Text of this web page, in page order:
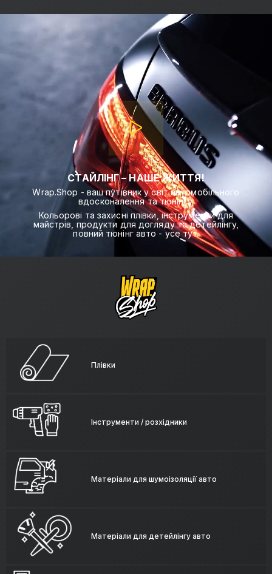
СТАЙЛІНГ – НАШЕ ЖИТТЯ!
Wrap.Shop - ваш путівник у світ автомобільного
вдосконалення та тюнінгу.
Кольорові та захисні плівки, інструменти для
майстрів, продукти для догляду та детейлінгу,
повний тюнінг авто - усе тут.
Плівки
Інструменти / розхідники
Матеріали для шумоізоляції авто
Матеріали для детейлінгу авто